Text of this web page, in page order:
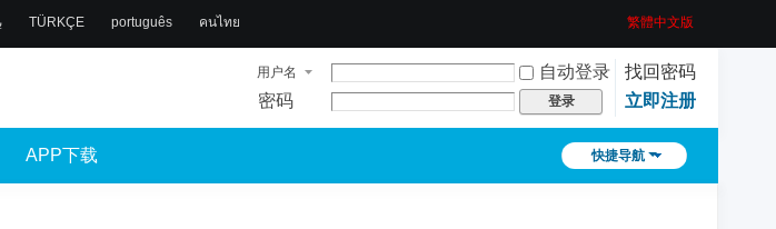
TÜRKÇE português คนไทย 繁體中文版
用户名 自动登录
找回密码
密码
登录 立即注册
快捷导航
APP下载